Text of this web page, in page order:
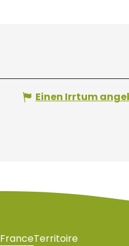
Einen Irrtum
FranceTerritoire